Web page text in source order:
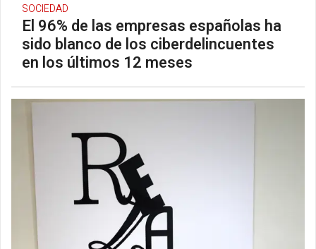
SOCIEDAD
El 96% de las empresas españolas ha
sido blanco de los ciberdelincuentes
en los últimos 12 meses